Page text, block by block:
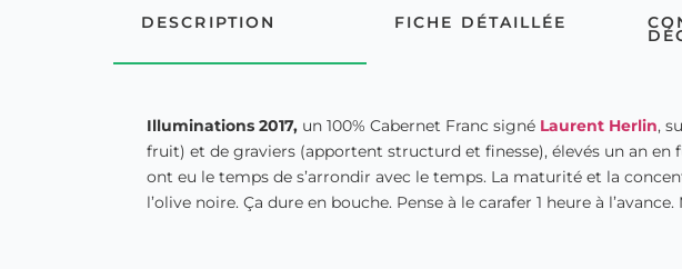
DESCRIPTION FICHE DÉTAILLÉE
Illuminations 2017, un 100% Cabernet Franc signé Laurent Herlin,
fruit) et de graviers (apportent structurd et finesse), élevés un an en
ont eu le temps de s’arrondir avec le temps. La maturité et la
l’olive noire. Ça dure en bouche. Pense à le carafer 1 heure à